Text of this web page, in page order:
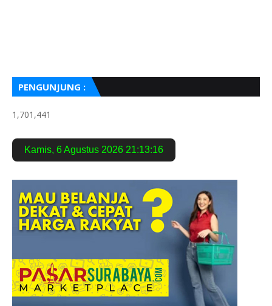
PENGUNJUNG :
1,701,441
Kamis, 6 Agustus 2026 21:13:17